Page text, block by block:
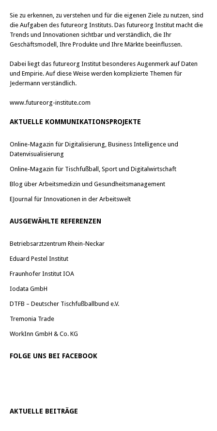
Sie zu erkennen, zu verstehen und für die eigenen Ziele zu nutzen, sind
die Aufgaben des futureorg Instituts. Das futureorg Institut macht die
Trends und Innovationen sichtbar und verständlich, die Ihr
Geschäftsmodell, Ihre Produkte und Ihre Märkte beeinflussen.
Dabei liegt das futureorg Institut besonderes Augenmerk auf Daten
und Empirie. Auf diese Weise werden komplizierte Themen für
Jedermann verständlich.
www.futureorg-institute.com
AKTUELLE KOMMUNIKATIONSPROJEKTE
Online-Magazin für Digitalisierung, Business Intelligence und
Datenvisualisierung
Online-Magazin für Tischfußball, Sport und Digitalwirtschaft
Blog über Arbeitsmedizin und Gesundheitsmanagement
EJournal für Innovationen in der Arbeitswelt
AUSGEWÄHLTE REFERENZEN
Betriebsarztzentrum Rhein-Neckar
Eduard Pestel Institut
Fraunhofer Institut IOA
Iodata GmbH
DTFB – Deutscher Tischfußballbund e.V.
Tremonia Trade
WorkInn GmbH & Co. KG
FOLGE UNS BEI FACEBOOK
AKTUELLE BEITRÄGE